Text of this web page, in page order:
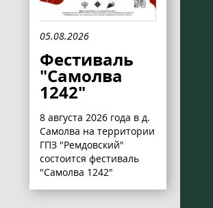
05.08.2026
Фестиваль
"Самолва
1242"
8 августа 2026 года в д.
Самолва на территории
ГПЗ "Ремдовский"
состоится фестиваль
"Самолва 1242"